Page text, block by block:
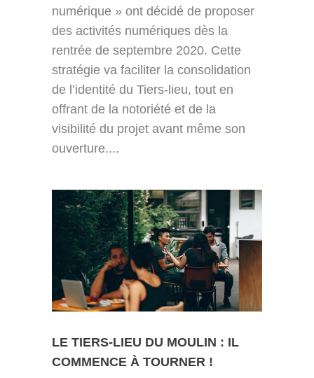
numérique » ont décidé de proposer
des activités numériques dès la
rentrée de septembre 2020. Cette
stratégie va faciliter la consolidation
de l’identité du Tiers-lieu, tout en
offrant de la notoriété et de la
visibilité du projet avant même son
ouverture....
LE TIERS-LIEU DU MOULIN : IL
COMMENCE À TOURNER !